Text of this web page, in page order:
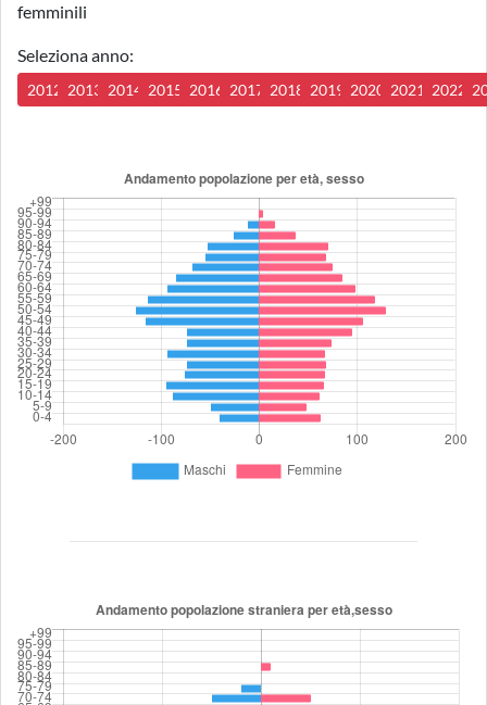
femminili
Seleziona anno:
2012 2013 2014 2015 2016 2017 2018 2019 2020 2021 2022